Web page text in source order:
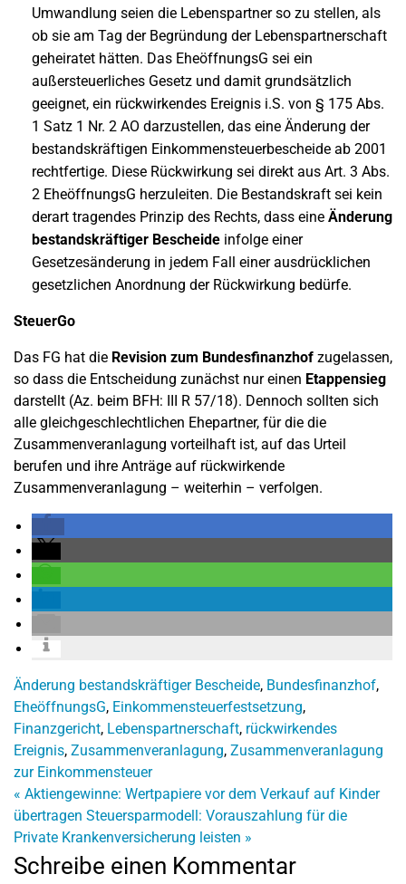
Umwandlung seien die Lebenspartner so zu stellen, als
ob sie am Tag der Begründung der Lebenspartnerschaft
geheiratet hätten. Das EheöffnungsG sei ein
außersteuerliches Gesetz und damit grundsätzlich
geeignet, ein rückwirkendes Ereignis i.S. von § 175 Abs.
1 Satz 1 Nr. 2 AO darzustellen, das eine Änderung der
bestandskräftigen Einkommensteuerbescheide ab 2001
rechtfertige. Diese Rückwirkung sei direkt aus Art. 3 Abs.
2 EheöffnungsG herzuleiten. Die Bestandskraft sei kein
derart tragendes Prinzip des Rechts, dass eine Änderung
bestandskräftiger Bescheide infolge einer
Gesetzesänderung in jedem Fall einer ausdrücklichen
gesetzlichen Anordnung der Rückwirkung bedürfe.
SteuerGo
Das FG hat die Revision zum Bundesfinanzhof zugelassen,
so dass die Entscheidung zunächst nur einen Etappensieg
darstellt (Az. beim BFH: III R 57/18). Dennoch sollten sich
alle gleichgeschlechtlichen Ehepartner, für die die
Zusammenveranlagung vorteilhaft ist, auf das Urteil
berufen und ihre Anträge auf rückwirkende
Zusammenveranlagung – weiterhin – verfolgen.
Änderung bestandskräftiger Bescheide, Bundesfinanzhof,
EheöffnungsG, Einkommensteuerfestsetzung,
Finanzgericht, Lebenspartnerschaft, rückwirkendes
Ereignis, Zusammenveranlagung, Zusammenveranlagung
zur Einkommensteuer
« Aktiengewinne: Wertpapiere vor dem Verkauf auf Kinder
übertragen Steuersparmodell: Vorauszahlung für die
Private Krankenversicherung leisten »
Schreibe einen Kommentar